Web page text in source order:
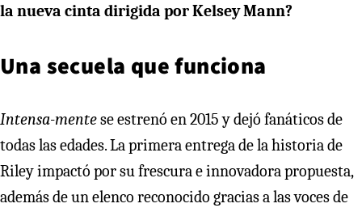
la nueva cinta dirigida por Kelsey Mann?
Una secuela que funciona
Intensa-mentese estrenó en 2015 y dejó fanáticos de
todas las edades. La primera entrega de la historia de
Riley impactó por su frescura e innovadora propuesta,
además de un elenco reconocido gracias a las voces de